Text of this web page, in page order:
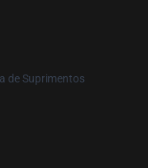
de Suprimentos